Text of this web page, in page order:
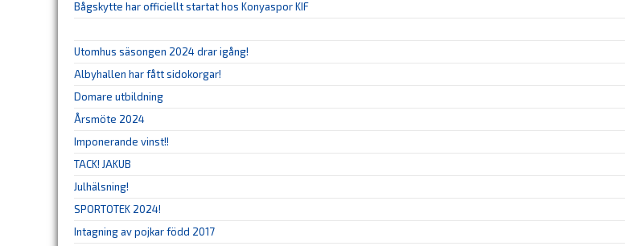
Bågskytte har officiellt startat hos Konyaspor KIF
Utomhus säsongen 2024 drar igång!
Albyhallen har fått sidokorgar!
Domare utbildning
Årsmöte 2024
Imponerande vinst!!
TACK! JAKUB
Julhälsning!
SPORTOTEK 2024!
Intagning av pojkar född 2017